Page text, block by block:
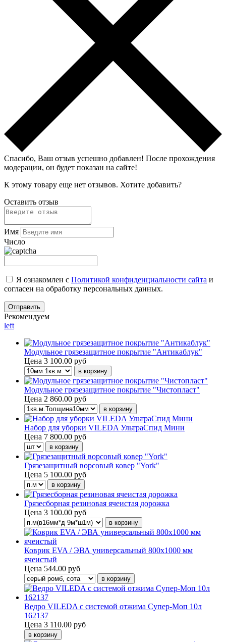
Спасибо, Ваш отзыв успешно добавлен! После прохождения
модерации, он будет показан на сайте!
К этому товару еще нет отзывов. Хотите добавить?
Оставить отзыв
Имя
Число
Я ознакомлен с Политикой конфиденциальности сайта и
согласен на обработку персональных данных.
Рекомендуем
left
Модульное грязезащитное покрытие "Антикаблук"
Цена 3 100.00 руб
Модульное грязезащитное покрытие "Чистопласт"
Цена 2 860.00 руб
Набор для уборки VILEDA УльтраСпид Мини
Цена 7 800.00 руб
Грязезащитный ворсовый ковер "York"
Цена 5 100.00 руб
Грязесборная резиновая ячеистая дорожка
Цена 3 100.00 руб
Коврик EVA / ЭВА универсальный 800х1000 мм
ячеистый
Цена 544.00 руб
Ведро VILEDA с системой отжима Супер-Моп 10л
162137
Цена 3 110.00 руб